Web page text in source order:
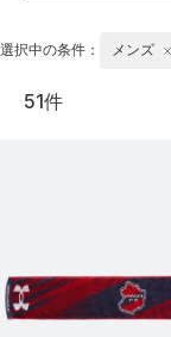
選択中の条件： メンズ
51件